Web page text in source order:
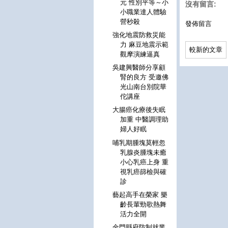
沒有留言:
發佈留言
較新的文章
元 性別平等～小
小職業達人體驗
營秒殺
強化地震防救災能
力 麻豆地震示範
觀摩演練逼真
吳建興醫師分享顧
腎的良方 受邀佛
光山南台別院華
佗講座
大腸癌化療後失眠
加重 中醫調理助
婦人好眠
哺乳期腫塊莫輕忽
乳腺炎腫塊未癒
小心乳癌上身 重
視乳癌篩檢與確
診
藝起高手在榮家 樂
齡長輩勁歌熱舞
活力全開